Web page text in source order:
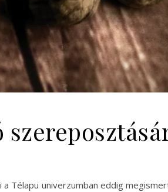
a Télapu univerzumban eddig